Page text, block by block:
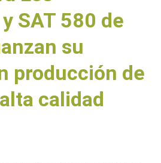
SAT 580 de
su
producción de
calidad